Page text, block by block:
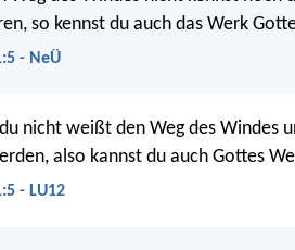
so kennst du auch das Werk
- NeÜ
nicht weißt den Weg des Windes
also kannst du auch Gottes
- LU12